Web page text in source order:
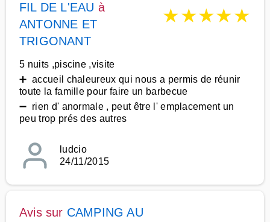
FIL DE L'EAU à
ANTONNE ET
TRIGONANT
★★★★★
5 nuits ,piscine ,visite
➕ accueil chaleureux qui nous a permis de réunir
toute la famille pour faire un barbecue
➖ rien d' anormale , peut être l' emplacement un
peu trop prés des autres
ludcio
24/11/2015
Avis sur CAMPING AU